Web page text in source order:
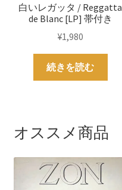
白いレガッタ / Reggatta
de Blanc [LP] 帯付き
¥1,980
続きを読む
オススメ商品